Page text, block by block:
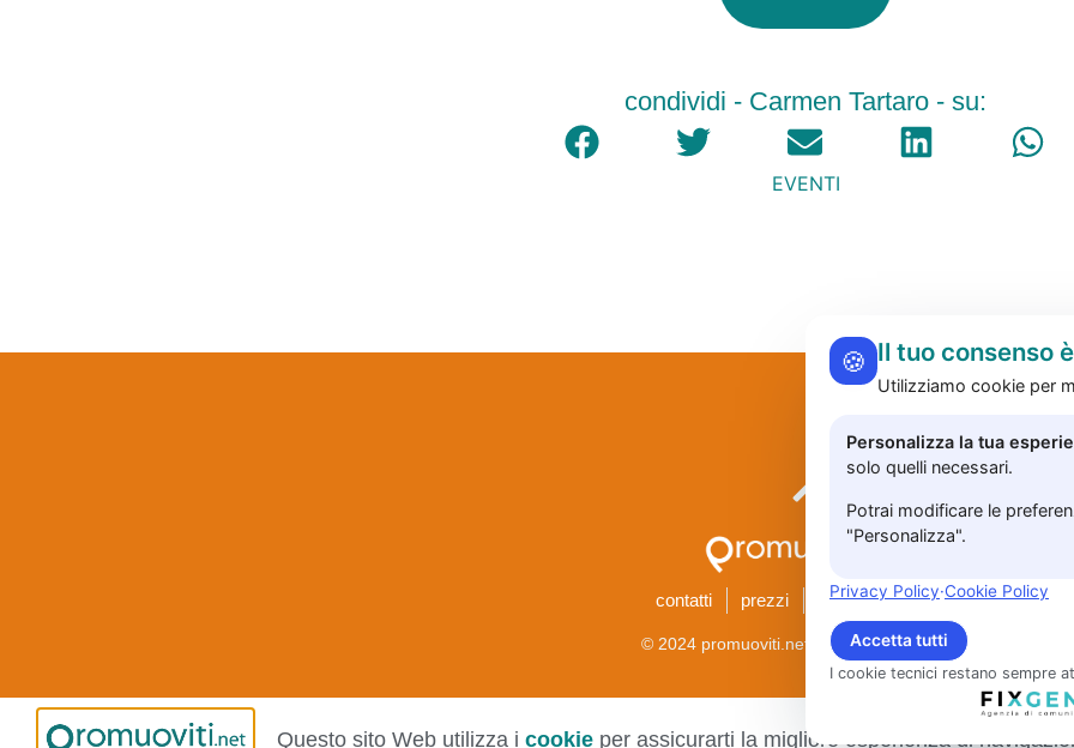
condividi - Carmen Tartaro - su:
EVENTI
contatti prezzi privacy accedi
© 2024 promuoviti.net | Tutti i diritti riservati
🍪 Il tuo consenso
Utilizziamo cookie per
Personalizza la tua
solo quelli necessari.
Potrai modificare le
"Personalizza".
Privacy Policy·Cookie Policy
Accetta tutti
I cookie tecnici restano sempre
Questo sito Web utilizza i cookieper assicurarti la migliore esperienza di